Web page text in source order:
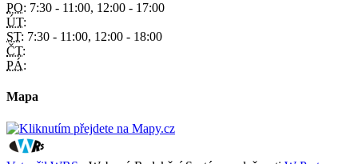
PO: 7:30 - 11:00, 12:00 - 17:00
ÚT:
ST: 7:30 - 11:00, 12:00 - 18:00
ČT:
PÁ:
Mapa